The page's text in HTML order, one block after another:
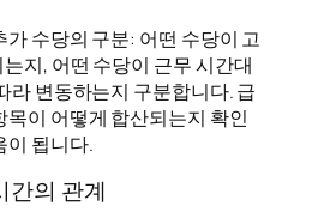
수당의 구분: 어떤 수당이 고
지, 어떤 수당이 근무 시간대
라 변동하는지 구분합니다. 급
목이 어떻게 합산되는지 확인
이 됩니다.
간의 관계